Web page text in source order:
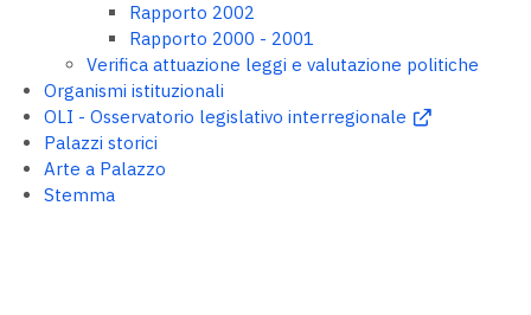
Rapporto 2002
Rapporto 2000 - 2001
Verifica attuazione leggi e valutazione politiche
Organismi istituzionali
OLI - Osservatorio legislativo interregionale
Palazzi storici
Arte a Palazzo
Stemma